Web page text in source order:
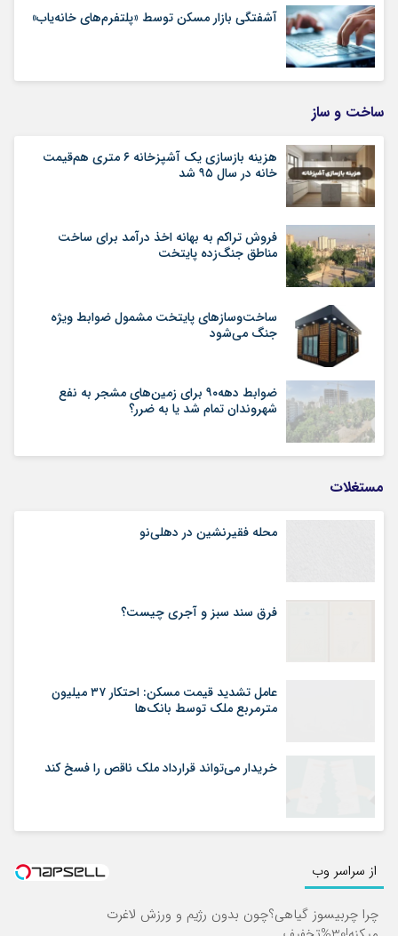
آشفتگی بازار مسکن توسط «پلتفرم‌های خانه‌یاب»
ساخت و ساز
هزینه بازسازی یک آشپزخانه ۶ متری هم‌قیمت
خانه در سال ۹۵ شد
فروش تراکم به بهانه اخذ درآمد برای ساخت
مناطق جنگ‌زده پایتخت
ساخت‌وسازهای پایتخت مشمول ضوابط ویژه
جنگ می‌شود
ضوابط دهه۹۰ برای زمین‌های مشجر به نفع
شهروندان تمام شد یا به ضرر؟
مستغلات
محله فقیرنشین در دهلی‏‌نو
فرق سند سبز و آجری چیست؟
عامل تشدید قیمت مسکن: احتکار ۳۷ میلیون
مترمربع ملک توسط بانک‌ها
خریدار می‌تواند قرارداد ملک ناقص را فسخ کند
از سراسر وب
چرا چربیسوز گیاهی؟چون بدون رژیم و ورزش لاغرت